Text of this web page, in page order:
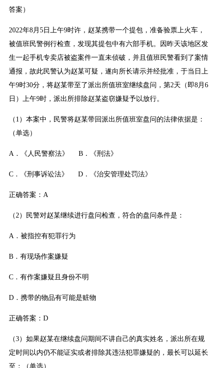
答案）
2022年8月5日上午9时许，赵某携带一个提包，准备验票上火车，
被值班民警例行检查，发现其提包中有六部手机。因昨天该地区发
生一起手机专卖店被盗案件一直未侦破，并且值班民警看到了案情
通报，故此民警认为赵某可疑，遂向所长请示并经批准，于当日上
午9时30分，将赵某带至了派出所值班室继续盘问，第2天（即8月6
日）上午9时，派出所排除赵某盗窃嫌疑予以放行。
（1）本案中，民警将赵某带回派出所值班室盘问的法律依据是：
（单选）
A．《人民警察法》 B．《刑法》
C．《刑事诉讼法》 D．《治安管理处罚法》
正确答案：A
（2）民警对赵某继续进行盘问检查，符合的盘问条件是：
A．被指控有犯罪行为
B．有现场作案嫌疑
C．有作案嫌疑且身份不明
D．携带的物品有可能是赃物
正确答案：D
（3）如果赵某在继续盘问期间不讲自己的真实姓名，派出所在规
定时间以内仍不能证实或者排除其违法犯罪嫌疑的，最长可以延长
至：（单选）